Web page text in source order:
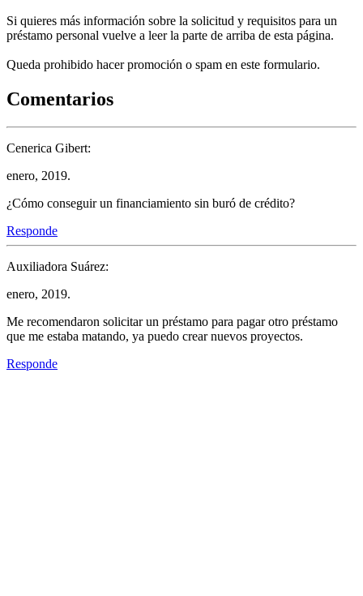
Si quieres más información sobre la solicitud y requisitos para un
préstamo personal vuelve a leer la parte de arriba de esta página.
Queda prohibido hacer promoción o spam en este formulario.
Comentarios
Cenerica Gibert:
enero, 2019.
¿Cómo conseguir un financiamiento sin buró de crédito?
Responde
Auxiliadora Suárez:
enero, 2019.
Me recomendaron solicitar un préstamo para pagar otro préstamo
que me estaba matando, ya puedo crear nuevos proyectos.
Responde